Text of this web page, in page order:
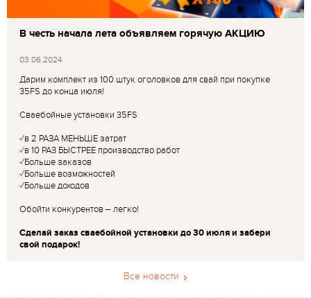
В честь начала лета объявляем горячую АКЦИЮ
03.06.2024
Дарим комплект из 100 штук оголовков для свай при покупке
35FS до конца июля!
Сваебойные установки 35FS
✓в 2 РАЗА МЕНЬШЕ затрат
✓в 10 РАЗ БЫСТРЕЕ производство работ
✓Больше заказов
✓Больше возможностей
✓Больше доходов
Обойти конкурентов – легко!
Сделай заказ сваебойной установки до 30 июля и забери
свой подарок!
Все новости